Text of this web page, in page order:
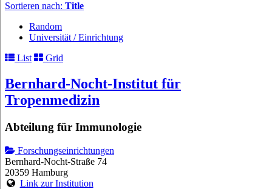
Sortieren nach: Title
Random
Universität / Einrichtung
List
Grid
Bernhard-Nocht-Institut für
Tropenmedizin
Abteilung für Immunologie
Forschungseinrichtungen
Bernhard-Nocht-Straße 74
20359 Hamburg
Link zur Institution